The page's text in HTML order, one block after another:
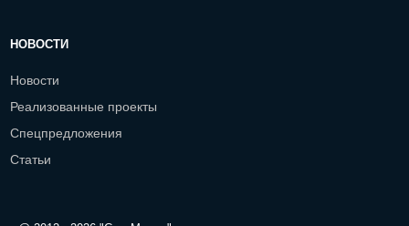
НОВОСТИ
Новости
Реализованные проекты
Спецпредложения
Статьи